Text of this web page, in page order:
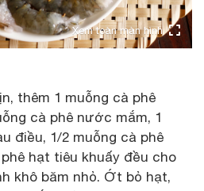
Xem toàn màn hình
thêm 1 muỗng cà phê
cà phê nước mắm, 1
điều, 1/2 muỗng cà phê
hạt tiêu khuấy đều cho
khô băm nhỏ. Ớt bỏ hạt,